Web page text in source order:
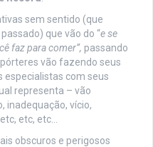
sem sentido (que
que vão do “e se
faz para comer”, passando
vão fazendo seus
especialistas com seus
representa – vão
inadequação, vício,
etc, etc…
obscuros e perigosos